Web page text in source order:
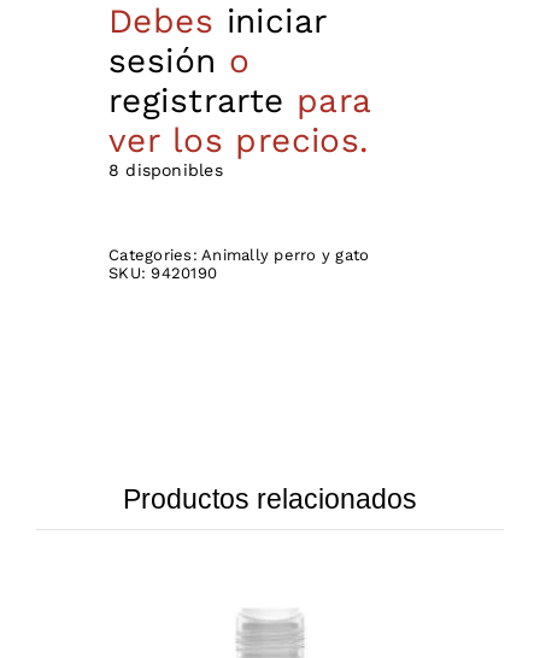
Debes iniciar
sesión o
registrarte para
ver los precios.
8 disponibles
Categories:Animally perro y gato
SKU: 9420190
Productos relacionados